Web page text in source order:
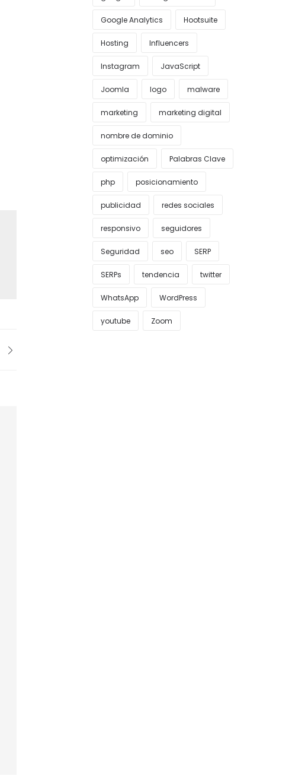
Google Analytics Hootsuite
Hosting Influencers
Instagram JavaScript
Joomla logo malware
marketing marketing digital
nombre de dominio
optimización Palabras Clave
php posicionamiento
publicidad redes sociales
responsivo seguidores
Seguridad seo SERP
SERPs tendencia twitter
WhatsApp WordPress
youtube Zoom